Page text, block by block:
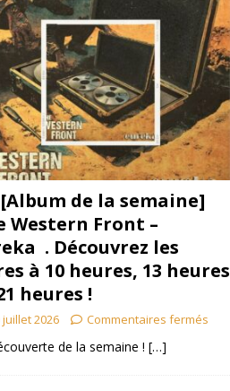
[Album de la semaine]
Western Front –
. Découvrez les
à 10 heures, 13 heures
heures !
juillet 2026 Commentaires fermés
de la semaine ! […]